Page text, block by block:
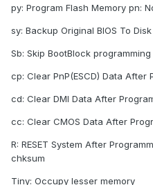
py: Program Flash Memory pn:
sy: Backup Original BIOS To
Sb: Skip BootBlock
cp: Clear PnP(ESCD) Data After
cd: Clear DMI Data After
cc: Clear CMOS Data After
R: RESET System After
chksum
Tiny: Occupy lesser memory